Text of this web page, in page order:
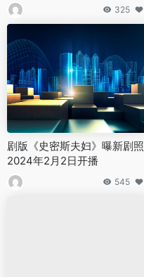
325
剧版《史密斯夫妇》曝新剧照
2024年2月2日开播
545